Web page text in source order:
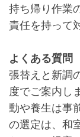
持ち帰り作業
責任を持って
よくある質問
張替えと新調
度でご案内し
動や養生は事
の選定は、和